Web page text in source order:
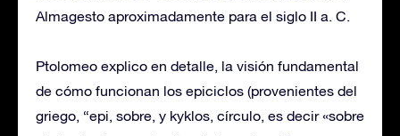
Almagesto aproximadamente para el siglo II a. C.
Ptolomeo explico en detalle, la visión fundamental
de cómo funcionan los epiciclos (provenientes del
griego, “epi, sobre, y kyklos, círculo, es decir «sobre